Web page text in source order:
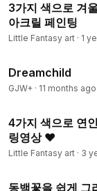
3가지 색으로 겨
아크릴 페인팅
Little Fantasy art · 1
Dreamchild
GJW+ · 11 months ago
4가지 색으로 연
링영상 ♥
Little Fantasy art · 3
동백꽃을 쉽게 그